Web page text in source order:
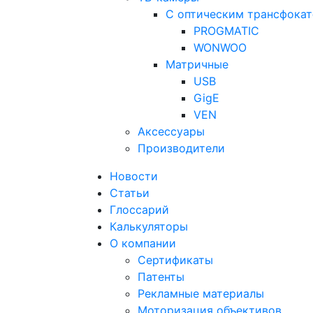
С оптическим
PROGMATIC
WONWOO
Матричные
USB
GigE
VEN
Аксессуары
Производители
Новости
Статьи
Глоссарий
Калькуляторы
О компании
Сертификаты
Патенты
Рекламные материалы
Моторизация объективов